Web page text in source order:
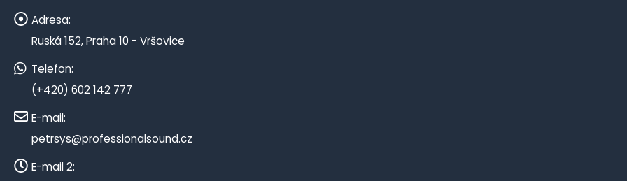
Adresa:
Ruská 152, Praha 10 - Vršovice
Telefon:
(+420) 602 142 777
E-mail:
petrsys@professionalsound.cz
E-mail 2: